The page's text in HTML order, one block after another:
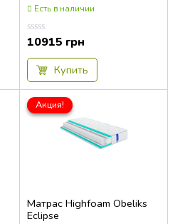
Есть в наличии
Оценка
0.00
из
10915 грн
Купить
Акция!
Матрас Highfoam Obeliks
Eclipse